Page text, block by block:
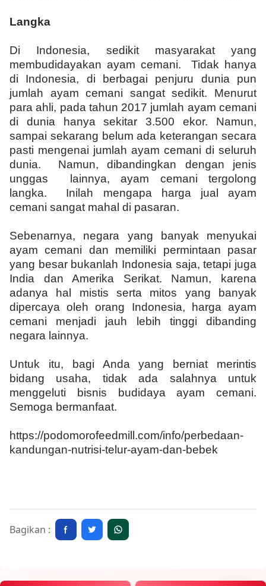
Langka
Di Indonesia, sedikit masyarakat yang
membudidayakan ayam cemani. Tidak hanya
di Indonesia, di berbagai penjuru dunia pun
jumlah ayam cemani sangat sedikit. Menurut
para ahli, pada tahun 2017 jumlah ayam cemani
di dunia hanya sekitar 3.500 ekor. Namun,
sampai sekarang belum ada keterangan secara
pasti mengenai jumlah ayam cemani di seluruh
dunia. Namun, dibandingkan dengan jenis
unggas lainnya, ayam cemani tergolong
langka. Inilah mengapa harga jual ayam
cemani sangat mahal di pasaran.
Sebenarnya, negara yang banyak menyukai
ayam cemani dan memiliki permintaan pasar
yang besar bukanlah Indonesia saja, tetapi juga
India dan Amerika Serikat. Namun, karena
adanya hal mistis serta mitos yang banyak
dipercaya oleh orang Indonesia, harga ayam
cemani menjadi jauh lebih tinggi dibanding
negara lainnya.
Untuk itu, bagi Anda yang berniat merintis
bidang usaha, tidak ada salahnya untuk
menggeluti bisnis budidaya ayam cemani.
Semoga bermanfaat.
https://podomorofeedmill.com/info/perbedaan-
kandungan-nutrisi-telur-ayam-dan-bebek
Bagikan :